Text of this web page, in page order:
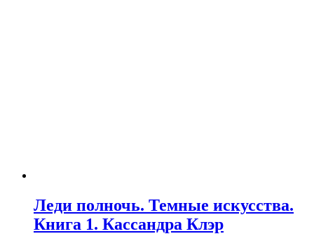
Леди полночь. Темные искусства.
Книга 1. Кассандра Клэр